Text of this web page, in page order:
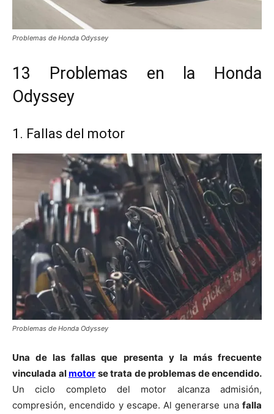
Problemas de Honda Odyssey
13 Problemas en la Honda
Odyssey
1. Fallas del motor
Problemas de Honda Odyssey
Una de las fallas que presenta y la más frecuente
vinculada almotor se trata de problemas de encendido.
Un ciclo completo del motor alcanza admisión,
compresión, encendido y escape. Al generarse una falla